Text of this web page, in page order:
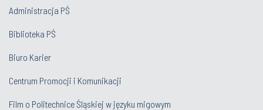
Administracja PŚ
Biblioteka PŚ
Biuro Karier
Centrum Promocji i Komunikacji
Film o Politechnice Śląskiej w języku migowym